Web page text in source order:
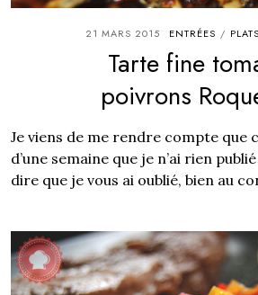
21 MARS 2015 ENTRÉES /
Tarte fine
poivrons
Je viens de me rendre compte que
d’une semaine que je n’ai rien
dire que je vous ai oublié, bien au